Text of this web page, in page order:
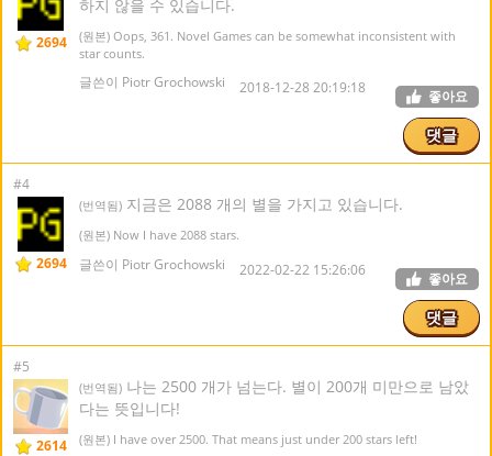
2694
하지 않을 수 있습니다.
(원본) Oops, 361. Novel Games can be somewhat inconsistent with
star counts.
글쓴이 Piotr Grochowski 2018-12-28 20:19:18 좋아요
댓글
#4
2694
(번역됨) 지금은 2088 개의 별을 가지고 있습니다.
(원본) Now I have 2088 stars.
글쓴이 Piotr Grochowski 2022-02-22 15:26:06 좋아요
댓글
#5
2614
(번역됨) 나는 2500 개가 넘는다. 별이 200개 미만으로 남았
다는 뜻입니다!
(원본) I have over 2500. That means just under 200 stars left!